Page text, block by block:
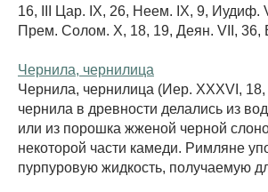
16, III Цар. IX, 26, Неем. IX, 9, Иудиф.
Прем. Солом. Х, 18, 19, Деян. VII,
Чернила, чернилица
Чернила, чернилица (Иер. XXXVI,
чернила в древности делались из
или из порошка жженой черной
некоторой части камеди. Римляне
пурпуровую жидкость, получаемую